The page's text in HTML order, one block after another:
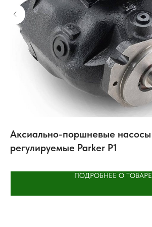
Аксиально-поршневые насосы
регулируемые Parker P1
ПОДРОБНЕЕ О ТОВАРЕ